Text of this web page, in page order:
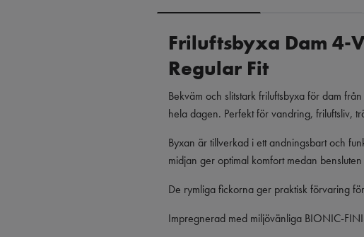
Friluftsbyxa Dam 4-
Regular Fit
Bekväm och slitstark friluftsbyxa för dam
hela dagen. Perfekt för vandring, friluftsliv,
Byxan är tillverkad i ett andningsbart och
midjan ger optimal komfort medan
De rymliga fickorna ger praktisk förvaring
Impregnerad med miljövänliga BIONIC-